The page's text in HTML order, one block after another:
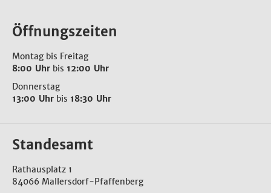
Öffnungszeiten
Montag bis Freitag
8:00 Uhr bis 12:00 Uhr
Donnerstag
13:00 Uhr bis 18:30 Uhr
Standesamt
Rathausplatz 1
84066 Mallersdorf-Pfaffenberg